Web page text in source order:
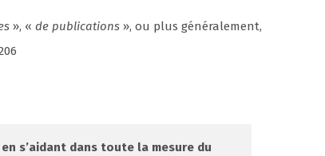
», « de publications », ou plus généralement,
s’aidant dans toute la mesure du